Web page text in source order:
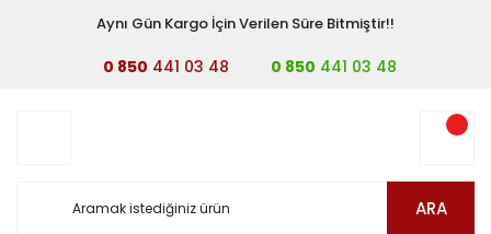
Aynı Gün Kargo İçin Verilen Süre Bitmiştir!!
0 850 441 03 48 0 850 441 03 48
ARA